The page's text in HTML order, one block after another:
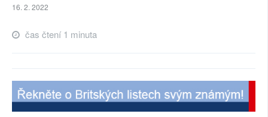
SOCIÁLNÍ SÍTĚ
16. 2. 2022
čas čtení 1 minuta